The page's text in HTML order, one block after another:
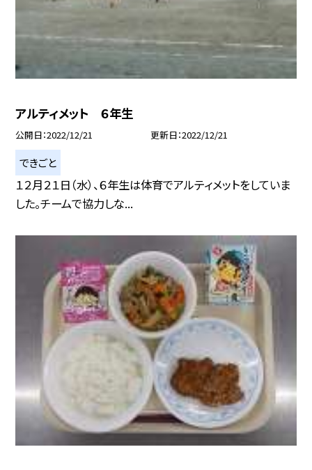
アルティメット ６年生
公開日 2022/12/21 更新日 2022/12/21
できごと
１２月２１日（水）、６年生は体育でアルティメットをしていま
した。チームで協力しな...